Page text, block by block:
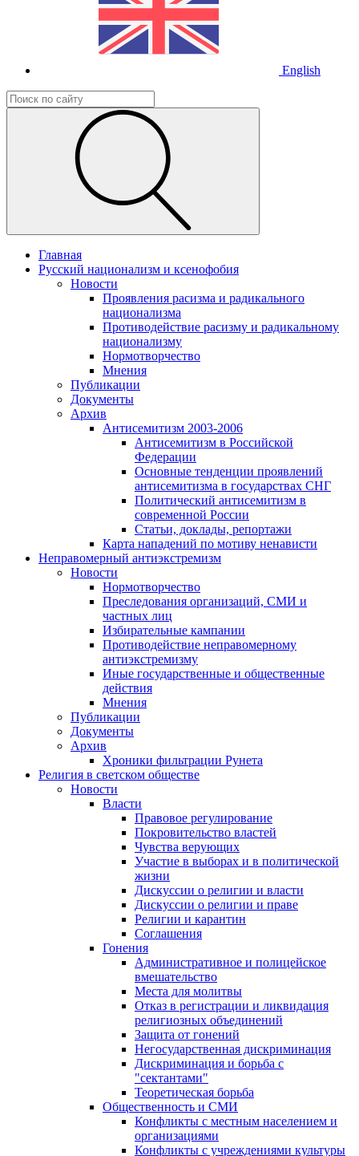
English
Главная
Русский национализм и ксенофобия
Новости
Проявления расизма и радикального
национализма
Противодействие расизму и радикальному
национализму
Нормотворчество
Мнения
Публикации
Документы
Архив
Антисемитизм 2003-2006
Антисемитизм в Российской
Федерации
Основные тенденции проявлений
антисемитизма в государствах СНГ
Политический антисемитизм в
современной России
Статьи, доклады, репортажи
Карта нападений по мотиву ненависти
Неправомерный антиэкстремизм
Новости
Нормотворчество
Преследования организаций, СМИ и
частных лиц
Избирательные кампании
Противодействие неправомерному
антиэкстремизму
Иные государственные и общественные
действия
Мнения
Публикации
Документы
Архив
Хроники фильтрации Рунета
Религия в светском обществе
Новости
Власти
Правовое регулирование
Покровительство властей
Чувства верующих
Участие в выборах и в политической
жизни
Дискуссии о религии и власти
Дискуссии о религии и праве
Религии и карантин
Соглашения
Гонения
Административное и полицейское
вмешательство
Места для молитвы
Отказ в регистрации и ликвидация
религиозных объединений
Защита от гонений
Негосударственная дискриминация
Дискриминация и борьба с
"сектантами"
Теоретическая борьба
Общественность и СМИ
Конфликты с местным населением и
организациями
Конфликты с учреждениями культуры